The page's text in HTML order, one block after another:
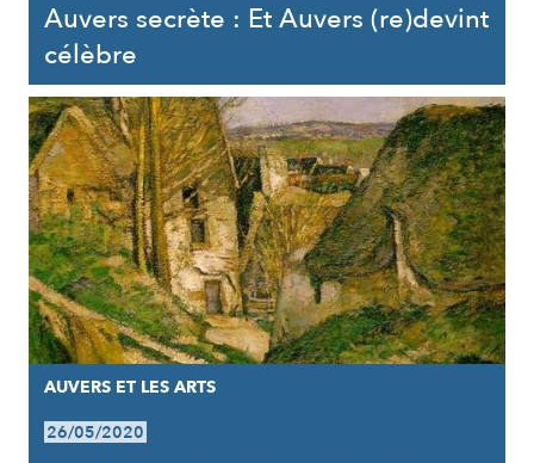
Auvers secrète : Et Auvers (re)devint
célèbre
AUVERS ET LES ARTS
26/05/2020